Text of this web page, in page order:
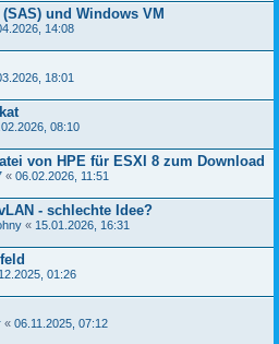
und Windows VM
14:08
18:01
08:10
von HPE für ESXI 8 zum Download
« 06.02.2026, 11:51
- schlechte Idee?
« 15.01.2026, 16:31
01:26
« 06.11.2025, 07:12